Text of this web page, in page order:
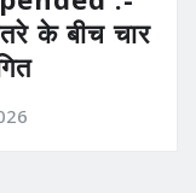
के बीच चार